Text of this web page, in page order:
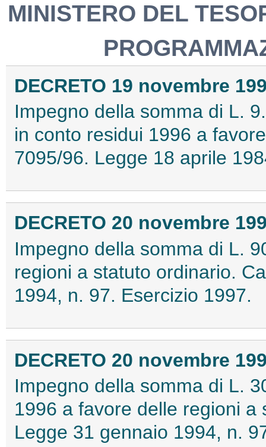
MINISTERO DEL
DECRETO 19 novembre
Impegno della somma di L.
in conto residui 1996 a
7095/96. Legge 18 aprile
DECRETO 20 novembre
Impegno della somma di L.
regioni a statuto ordinario.
1994, n. 97. Esercizio 1997.
DECRETO 20 novembre
Impegno della somma di L.
1996 a favore delle regioni
Legge 31 gennaio 1994, n.